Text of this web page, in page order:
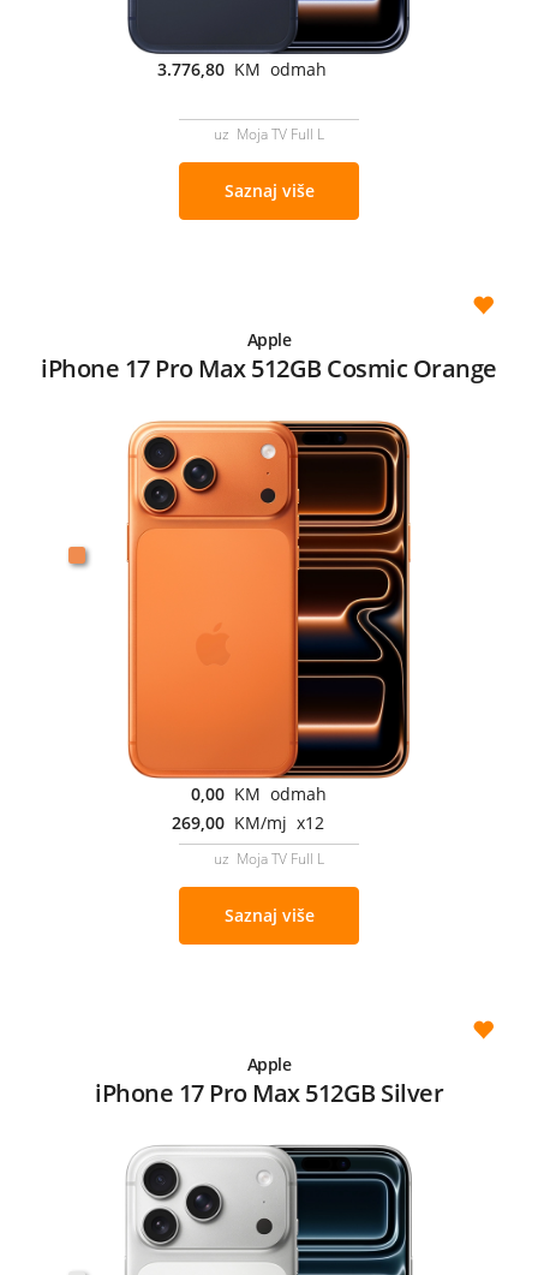
3.776,80 KM odmah
uz Moja TV Full L
Saznaj više
Apple
iPhone 17 Pro Max 512GB Cosmic Orange
0,00 KM odmah
269,00 KM/mj x12
uz Moja TV Full L
Saznaj više
Apple
iPhone 17 Pro Max 512GB Silver